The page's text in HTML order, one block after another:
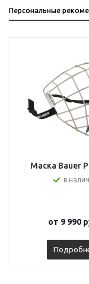
Персональные
Маска Bauer
в
от 9 990